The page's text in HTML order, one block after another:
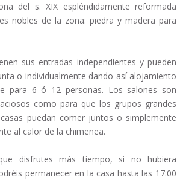
del s. XIX espléndidamente reformada
nobles de la zona: piedra y madera para
sus entradas independientes y pueden
o individualmente dando así alojamiento
para 6 ó 12 personas. Los salones son
como para que los grupos grandes
puedan comer juntos o simplemente
al calor de la chimenea.
disfrutes más tiempo, si no hubiera
permanecer en la casa hasta las 17:00